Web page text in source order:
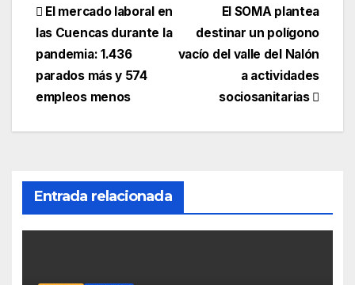
Navegación
de
entradas
El SOMA plantea
destinar un polígono
vacío del valle del Nalón
a actividades
sociosanitarias
El mercado laboral en
las Cuencas durante la
pandemia: 1.436
parados más y 574
empleos menos
Entrada relacionada